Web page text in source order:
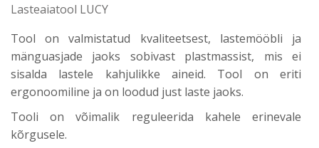
Lasteaiatool LUCY
Tool on valmistatud kvaliteetsest, lastemööbli ja
mänguasjade jaoks sobivast plastmassist, mis ei
sisalda lastele kahjulikke aineid. Tool on eriti
ergonoomiline ja on loodud just laste jaoks.
Tooli on võimalik reguleerida kahele erinevale
kõrgusele.